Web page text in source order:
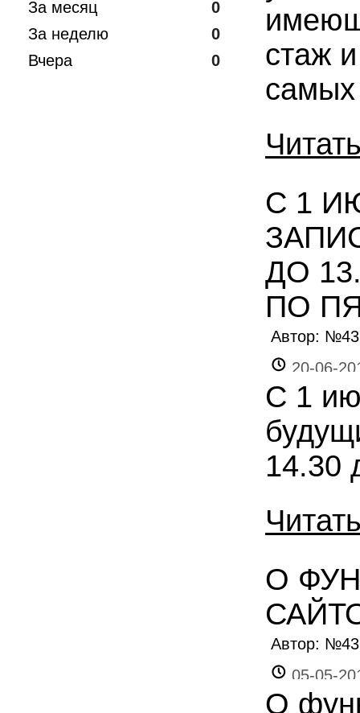
За месяц
0
За неделю
0
Вчера
0
стаж
С 1
ДО
ПО
Автор:
20-06-
С 1
14.30
О
Автор:
05-05-
О